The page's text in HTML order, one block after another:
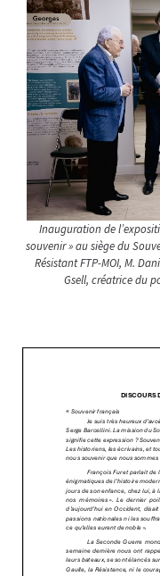
Inauguration de
souvenir » au siège du
Résistant FTP-MOI, M.
Gsell, créatrice du